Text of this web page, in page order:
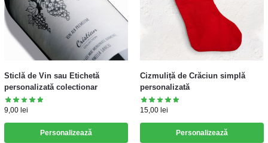
Sticlă de Vin sau Etichetă
personalizată colectionar
9,00 lei
Personalizează
Cizmuliță de Crăciun simplă
personalizată
15,00 lei
Personalizează